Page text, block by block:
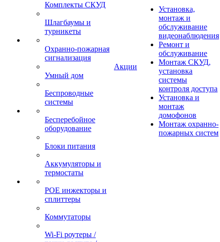
Комплекты СКУД
Шлагбаумы и
турникеты
Охранно-пожарная
сигнализация
Умный дом
Беспроводные
системы
Бесперебойное
оборудование
Блоки питания
Аккумуляторы и
термостаты
POE инжекторы и
сплиттеры
Коммутаторы
Wi-Fi роутеры /
Акции
Установка,
монтаж и
обслуживание
видеонаблюдения
Ремонт и
обслуживание
Монтаж СКУД,
установка
системы
контроля доступа
Установка и
монтаж
домофонов
Монтаж охранно-
пожарных систем